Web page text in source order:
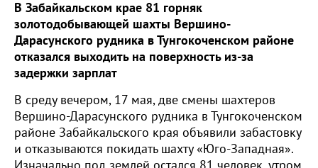
В Забайкальском крае 81 горняк
золотодобывающей шахты Вершино-
Дарасунского рудника в Тунгокоченском районе
отказался выходить на поверхность из-за
задержки зарплат
В среду вечером, 17 мая, две смены шахтеров
Вершино-Дарасунского рудника в Тунгокоченском
районе Забайкальского края объявили забастовку
и отказываются покидать шахту «Юго-Западная».